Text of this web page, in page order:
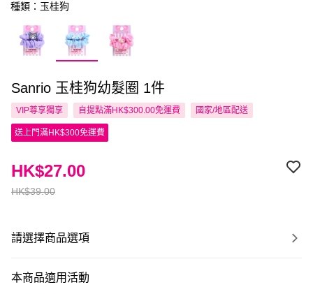
種類：玉桂狗
Sanrio 玉桂狗幼髮圈 1件
VIP尊享獨享 自提點滿HK$300.00免運費 國家/地區配送
送上門滿HK$300免運費
HK$39.00
HK$27.00
請選擇商品選項
本商品適用活動